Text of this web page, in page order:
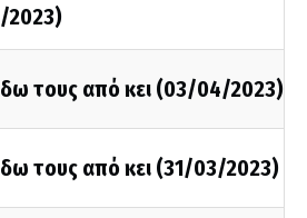
τους από κει (03/04/2023)
τους από κει (31/03/2023)